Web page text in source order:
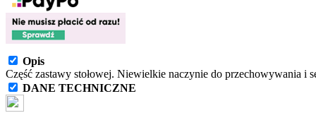
Opis
Część zastawy stołowej. Niewielkie naczynie do przechowywania
DANE TECHNICZNE